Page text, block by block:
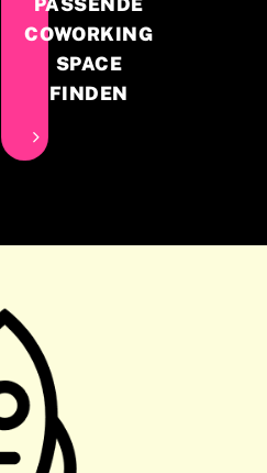
COWORKING
SPACE
FINDEN